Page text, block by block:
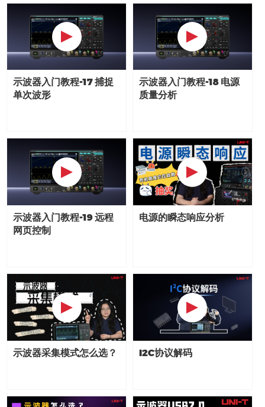
示波器入门教程-17 捕捉
单次波形
示波器入门教程-18 电源
质量分析
示波器入门教程-19 远程
网页控制
电源的瞬态响应分析
示波器采集模式怎么选？ I2C协议解码